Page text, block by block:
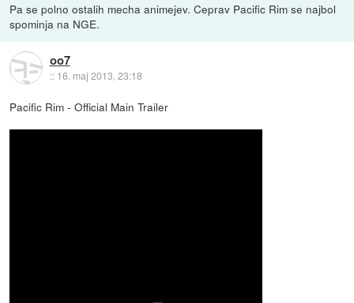
Pa se polno ostalih mecha animejev. Ceprav Pacific Rim se najbol
spominja na NGE.
oo7
:: 16. maj 2013, 23:18
Pacific Rim - Official Main Trailer